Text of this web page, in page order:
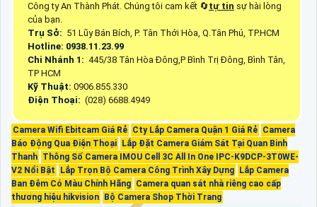
Công ty An Thành Phát. Chúng tôi cam kết 🔄tự tin sự hài lòng
của bạn.
Trụ Sở: 51 Lũy Bán Bích, P. Tân Thới Hòa, Q.Tân Phú, TP.HCM
Hotline: 0938.11.23.99
Chi Nhánh 1: 445/38 Tân Hòa Đông,P Bình Trị Đông, Bình Tân,
TP HCM
Kỹ Thuật: 0906.855.330
Điện Thoại: (028) 6688.4949
Camera Wifi Ebitcam Giá Rẻ Cty Lắp Camera Quận 1 Giá Rẻ Camera
Báo Động Qua Điện Thoại Lắp Đặt Camera Giám Sát Tại Quan Binh
Thanh Thông Số Camera IMOU Cell 3C All In One IPC-K9DCP-3T0WE-
V2 Nổi Bật
Lắp Trọn Bộ Camera Công Trình Xây Dựng Lắp Camera
Ban Đêm Có Màu Chính Hãng Camera quan sát nhà riêng cao cấp
thương hiệu hikvision Bộ Camera Shop Thời Trang